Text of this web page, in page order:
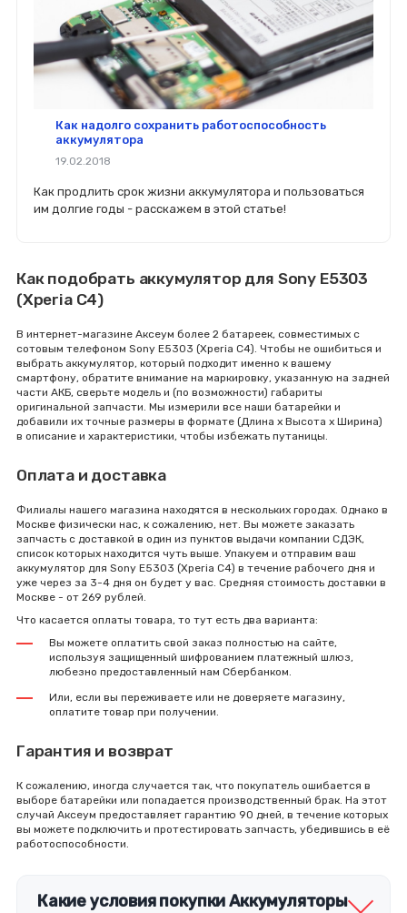
Как надолго сохранить работоспособность
аккумулятора
19.02.2018
Как продлить срок жизни аккумулятора и пользоваться
им долгие годы - расскажем в этой статье!
Как подобрать аккумулятор для Sony E5303
(Xperia C4)
В интернет-магазине Аксеум более 2 батареек, совместимых с
сотовым телефоном Sony E5303 (Xperia C4). Чтобы не ошибиться и
выбрать аккумулятор, который подходит именно к вашему
смартфону, обратите внимание на маркировку, указанную на задней
части АКБ, сверьте модель и (по возможности) габариты
оригинальной запчасти. Мы измерили все наши батарейки и
добавили их точные размеры в формате (Длина x Высота x Ширина)
в описание и характеристики, чтобы избежать путаницы.
Оплата и доставка
Филиалы нашего магазина находятся в нескольких городах. Однако в
Москве физически нас, к сожалению, нет. Вы можете заказать
запчасть с доставкой в один из пунктов выдачи компании СДЭК,
список которых находится чуть выше. Упакуем и отправим ваш
аккумулятор для Sony E5303 (Xperia C4) в течение рабочего дня и
уже через за 3-4 дня он будет у вас. Средняя стоимость доставки в
Москве - от 269 рублей.
Что касается оплаты товара, то тут есть два варианта:
Вы можете оплатить свой заказ полностью на сайте,
используя защищенный шифрованием платежный шлюз,
любезно предоставленный нам Сбербанком.
Или, если вы переживаете или не доверяете магазину,
оплатите товар при получении.
Гарантия и возврат
К сожалению, иногда случается так, что покупатель ошибается в
выборе батарейки или попадается производственный брак. На этот
случай Аксеум предоставляет гарантию 90 дней, в течение которых
вы можете подключить и протестировать запчасть, убедившись в её
работоспособности.
Какие условия покупки Аккумуляторы